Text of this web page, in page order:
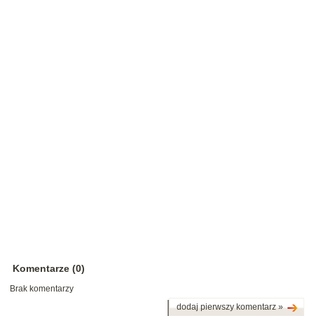
Komentarze (0)
Brak komentarzy
dodaj pierwszy komentarz »